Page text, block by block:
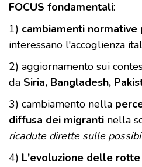
FOCUS fondamentali:
1) cambiamenti normative
interessano l'accoglienza
2) aggiornamento sui
da Siria, Bangladesh,
3) cambiamento nella
diffusa dei migranti nella
ricadute dirette sulle
4) L'evoluzione delle rotte